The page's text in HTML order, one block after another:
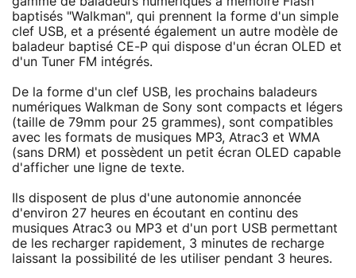
baptisés "Walkman", qui prennent la forme d'un simple
clef USB, et a présenté également un autre modèle de
baladeur baptisé CE-P qui dispose d'un écran OLED et
d'un Tuner FM intégrés.
De la forme d'un clef USB, les prochains baladeurs
numériques Walkman de Sony sont compacts et légers
(taille de 79mm pour 25 grammes), sont compatibles
avec les formats de musiques MP3, Atrac3 et WMA
(sans DRM) et possèdent un petit écran OLED capable
d'afficher une ligne de texte.
Ils disposent de plus d'une autonomie annoncée
d'environ 27 heures en écoutant en continu des
musiques Atrac3 ou MP3 et d'un port USB permettant
de les recharger rapidement, 3 minutes de recharge
laissant la possibilité de les utiliser pendant 3 heures.